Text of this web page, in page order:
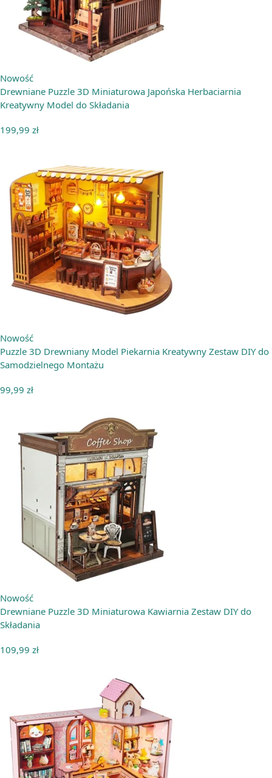
Nowość
Drewniane Puzzle 3D Miniaturowa Japońska Herbaciarnia
Kreatywny Model do Składania
199,99 zł
Nowość
Puzzle 3D Drewniany Model Piekarnia Kreatywny Zestaw DIY do
Samodzielnego Montażu
99,99 zł
Nowość
Drewniane Puzzle 3D Miniaturowa Kawiarnia Zestaw DIY do
Składania
109,99 zł